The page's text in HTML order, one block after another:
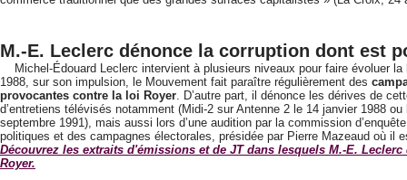
M.-E. Leclerc dénonce la corruption dont est
Michel-Édouard Leclerc intervient à plusieurs niveaux pour faire évoluer la
1988, sur son impulsion, le Mouvement fait paraître régulièrement des
provocantes contre la loi Royer. D’autre part, il dénonce les dérives de
d’entretiens télévisés notamment (Midi-2 sur Antenne 2 le 14 janvier 1988 ou
septembre 1991), mais aussi lors d’une audition par la commission
politiques et des campagnes électorales, présidée par Pierre Mazeaud où il
Découvrez les extraits d'émissions et de JT dans lesquels M.-E.
Royer.